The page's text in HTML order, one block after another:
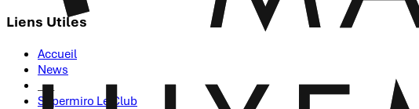
Liens Utiles
Accueil
News
___
Supermiro Le Club